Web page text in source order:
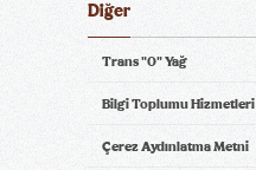
Diğer
Trans "0" Yağ
Bilgi Toplumu Hizmetleri
Çerez Aydınlatma Metni